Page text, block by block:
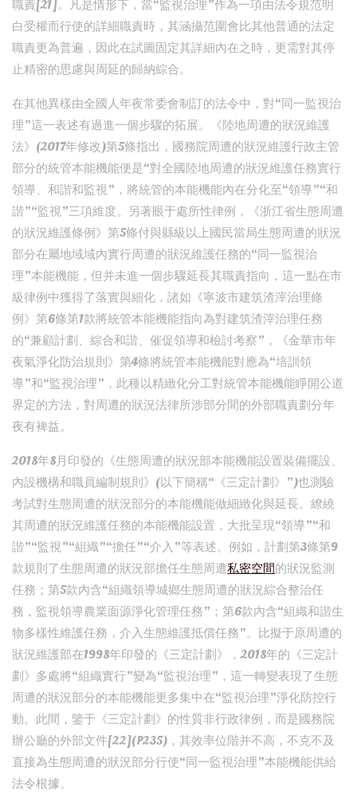
職責[21]。凡是情形下，當“監視治理”作為一項由法令規范明
白受權而行使的詳細職責時，其涵攝范圍會比其他普通的法定
職責更為普遍，因此在試圖固定其詳細內在之時，更需對其停
止精密的思慮與周延的歸納綜合。
在其他異樣由全國人年夜常委會制訂的法令中，對“同一監視治
理”這一表述有過進一個步驟的拓展。《陸地周遭的狀況維護
法》(2017年修改)第5條指出，國務院周遭的狀況維護行政主管
部分的統管本能機能便是“對全國陸地周遭的狀況維護任務實行
領導、和諧和監視”，將統管的本能機能內在分化至“領導”“和
諧”“監視”三項維度。另著眼于處所性律例，《浙江省生態周遭
的狀況維護條例》第5條付與縣級以上國民當局生態周遭的狀況
部分在屬地域域內實行周遭的狀況維護任務的“同一監視治
理”本能機能，但并未進一個步驟延長其職責指向，這一點在市
級律例中獲得了落實與細化，諸如《寧波市建筑渣滓治理條
例》第6條第1款將統管本能機能指向為對建筑渣滓治理任務
的“兼顧計劃、綜合和諧、催促領導和檢討考察”，《金華市年
夜氣淨化防治規則》第4條將統管本能機能對應為“培訓領
導”和“監視治理”，此種以精緻化分工對統管本能機能睜開公道
界定的方法，對周遭的狀況法律所涉部分間的外部職責劃分年
夜有裨益。
2018年8月印發的《生態周遭的狀況部本能機能設置裝備擺設、
內設機構和職員編制規則》(以下簡稱“《三定計劃》”)也測驗
考試對生態周遭的狀況部分的本能機能做細緻化與延長。繚繞
其周遭的狀況維護任務的本能機能設置，大批呈現“領導”“和
諧”“監視”“組織”“擔任”“介入”等表述。例如，計劃第3條第9
款規則了生態周遭的狀況部擔任生態周遭私密空間的狀況監測
任務；第5款內含“組織領導城鄉生態周遭的狀況綜合整治任
務，監視領導農業面源淨化管理任務”；第6款內含“組織和諧生
物多樣性維護任務，介入生態維護抵償任務”。比擬于原周遭的
狀況維護部在1998年印發的《三定計劃》，2018年的《三定計
劃》多處將“組織實行”變為“監視治理”，這一轉變表現了生態
周遭的狀況部分的本能機能更多集中在“監視治理”淨化防控行
動。此間，鑒于《三定計劃》的性質非行政律例，而是國務院
辦公廳的外部文件[22](P235)，其效率位階并不高，不克不及
直接為生態周遭的狀況部分行使“同一監視治理”本能機能供給
法令根據。